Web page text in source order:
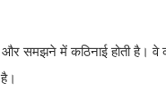
समझने में कठिनाई होती है। वे